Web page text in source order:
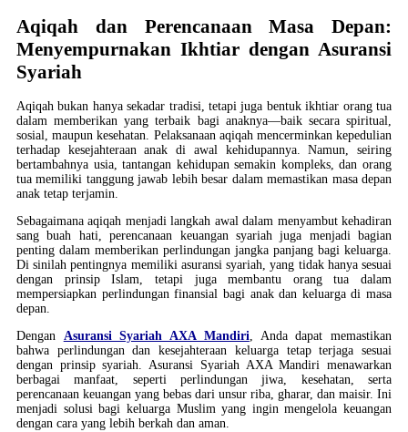
Aqiqah dan Perencanaan Masa Depan:
Menyempurnakan Ikhtiar dengan Asuransi
Syariah
Aqiqah bukan hanya sekadar tradisi, tetapi juga bentuk ikhtiar orang tua
dalam memberikan yang terbaik bagi anaknya—baik secara spiritual,
sosial, maupun kesehatan. Pelaksanaan aqiqah mencerminkan kepedulian
terhadap kesejahteraan anak di awal kehidupannya. Namun, seiring
bertambahnya usia, tantangan kehidupan semakin kompleks, dan orang
tua memiliki tanggung jawab lebih besar dalam memastikan masa depan
anak tetap terjamin.
Sebagaimana aqiqah menjadi langkah awal dalam menyambut kehadiran
sang buah hati, perencanaan keuangan syariah juga menjadi bagian
penting dalam memberikan perlindungan jangka panjang bagi keluarga.
Di sinilah pentingnya memiliki asuransi syariah, yang tidak hanya sesuai
dengan prinsip Islam, tetapi juga membantu orang tua dalam
mempersiapkan perlindungan finansial bagi anak dan keluarga di masa
depan.
Dengan Asuransi Syariah AXA Mandiri, Anda dapat memastikan
bahwa perlindungan dan kesejahteraan keluarga tetap terjaga sesuai
dengan prinsip syariah. Asuransi Syariah AXA Mandiri menawarkan
berbagai manfaat, seperti perlindungan jiwa, kesehatan, serta
perencanaan keuangan yang bebas dari unsur riba, gharar, dan maisir. Ini
menjadi solusi bagi keluarga Muslim yang ingin mengelola keuangan
dengan cara yang lebih berkah dan aman.